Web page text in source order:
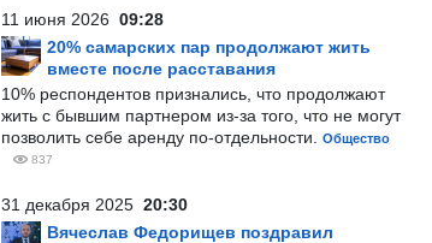
11 июня 2026 09:28
20% самарских пар продолжают жить
вместе после расставания
10% респондентов признались, что продолжают
жить с бывшим партнером из-за того, что не могут
позволить себе аренду по-отдельности.
Общество
837
31 декабря 2025 20:30
Вячеслав Федорищев поздравил